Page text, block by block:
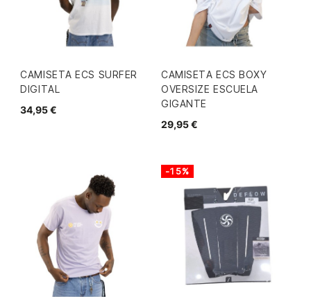
CAMISETA ECS SURFER
DIGITAL
34,95 €
CAMISETA ECS BOXY
OVERSIZE ESCUELA
GIGANTE
29,95 €
-15%